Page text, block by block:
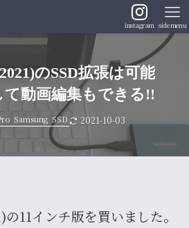
instagram sidemenu
のSSD拡張は可能
て動画編集もできる!!
Samsung SSD 2021-10-03
11インチ版を買いました。